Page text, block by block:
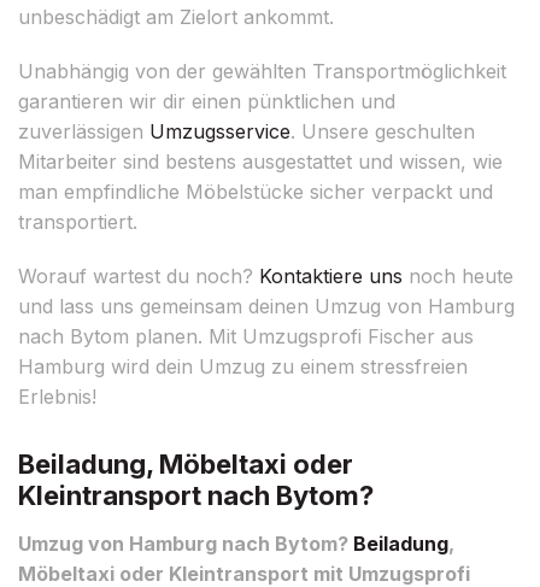
unbeschädigt am Zielort ankommt.
Unabhängig von der gewählten Transportmöglichkeit
garantieren wir dir einen pünktlichen und
zuverlässigen Umzugsservice. Unsere geschulten
Mitarbeiter sind bestens ausgestattet und wissen, wie
man empfindliche Möbelstücke sicher verpackt und
transportiert.
Worauf wartest du noch? Kontaktiere uns noch heute
und lass uns gemeinsam deinen Umzug von Hamburg
nach Bytom planen. Mit Umzugsprofi Fischer aus
Hamburg wird dein Umzug zu einem stressfreien
Erlebnis!
Beiladung, Möbeltaxi oder
Kleintransport nach Bytom?
Umzug von Hamburg nach Bytom? Beiladung,
Möbeltaxi oder Kleintransport mit Umzugsprofi